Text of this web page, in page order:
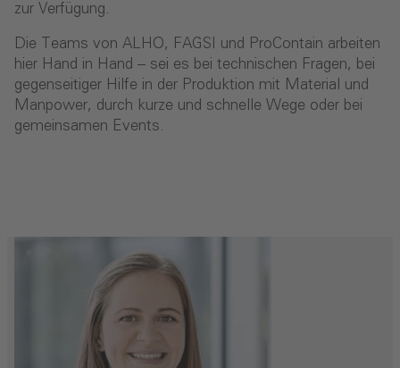
zur Verfügung.
Die Teams von ALHO, FAGSI und ProContain arbeiten
hier Hand in Hand – sei es bei technischen Fragen, bei
gegenseitiger Hilfe in der Produktion mit Material und
Manpower, durch kurze und schnelle Wege oder bei
gemeinsamen Events.